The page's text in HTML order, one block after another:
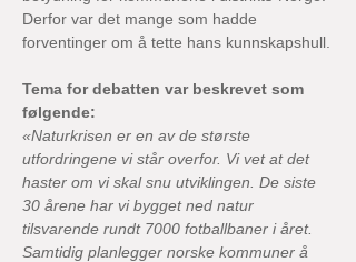
Derfor var det mange som hadde
forventinger om å tette hans kunnskapshull.
Tema for debatten var beskrevet som
følgende:
«Naturkrisen er en av de største
utfordringene vi står overfor. Vi vet at det
haster om vi skal snu utviklingen. De siste
30 årene har vi bygget ned natur
tilsvarende rundt 7000 fotballbaner i året.
Samtidig planlegger norske kommuner å